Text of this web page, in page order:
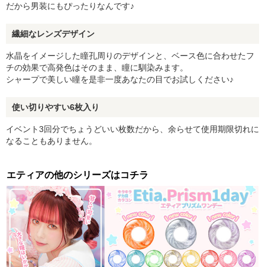
だから男装にもぴったりなんです♪
繊細なレンズデザイン
水晶をイメージした瞳孔周りのデザインと、ベース色に合わせたフ
チの効果で高発色はそのまま、瞳に馴染みます。
シャープで美しい瞳を是非一度あなたの目でお試しください♪
使い切りやすい6枚入り
イベント3回分でちょうどいい枚数だから、余らせて使用期限切れに
なることもありません。
エティアの他のシリーズはコチラ